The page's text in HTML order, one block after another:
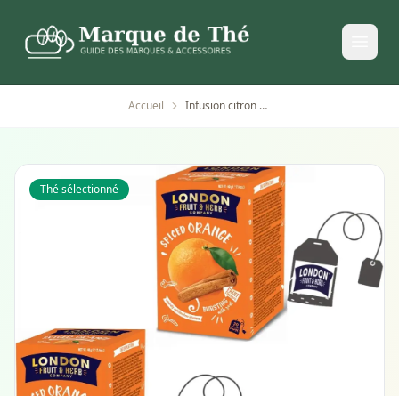
Accueil Infusion citron gingembre sans caféine London Fruit®
Thé sélectionné